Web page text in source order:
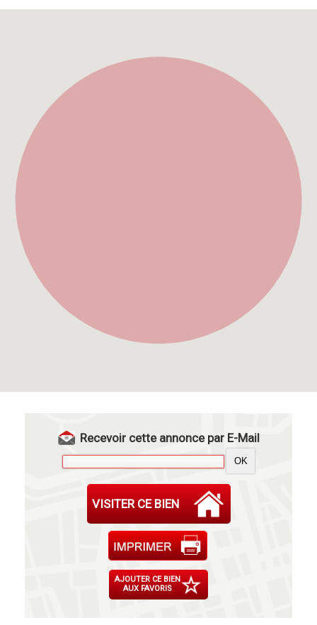
Recevoir cette annonce par E-Mail
VISITER CE BIEN
AJOUTER CE BIEN
AUX FAVORIS